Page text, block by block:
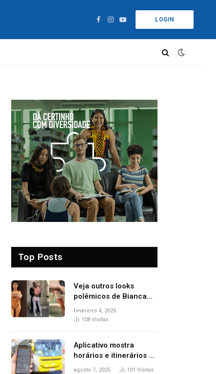
Facebook
Instagram
YouTube
LOGIN
Top Posts
Veja outros looks
polêmicos de Bianca
Censori, esposa de
Kanye West que
fevereiro 4, 2025
108 Visitas
Aplicativo mostra
horários e itinerários de
ônibus a usuários do
agosto 7, 2025 101 Visitas